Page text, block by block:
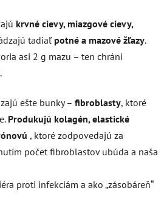
krvné cievy, miazgové cievy,
tadiaľ potné a mazové žľazy.
asi 2 g mazu – ten chráni
ešte bunky – fibroblasty, ktoré
Produkujú kolagén, elastické
, ktoré zodpovedajú za
počet fibroblastov ubúda a naša
proti infekciám a ako „zásobáreň“